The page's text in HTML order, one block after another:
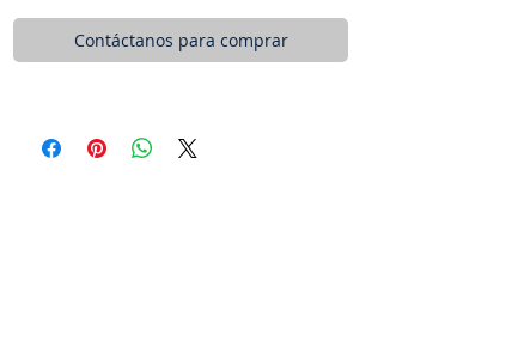
Contáctanos para comprar